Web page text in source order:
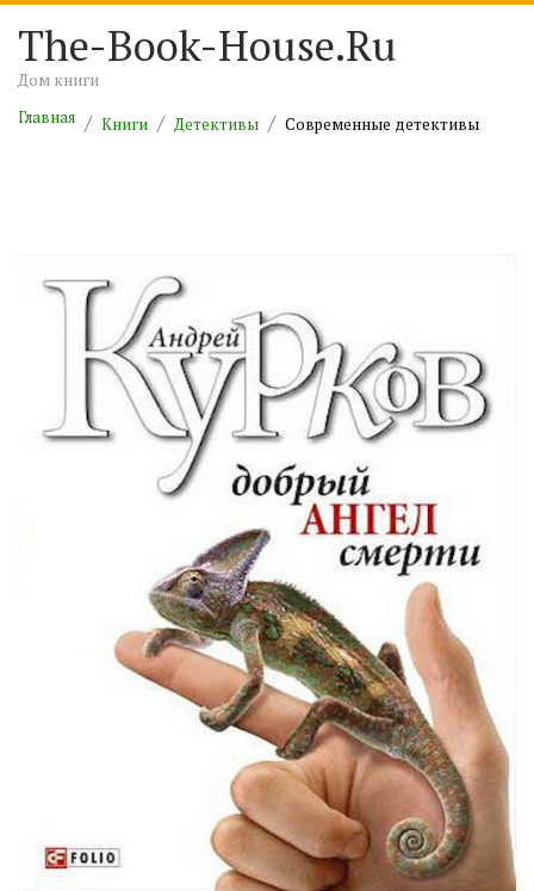
The-Book-House.Ru
Дом книги
Главная
Книги Детективы Современные детективы